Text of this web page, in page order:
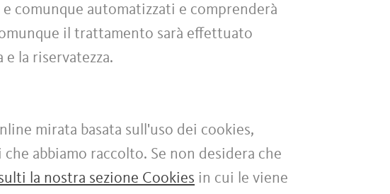
comunque automatizzati e comprenderà
il trattamento sarà effettuato
e la riservatezza.
mirata basata sull'uso dei cookies,
abbiamo raccolto. Se non desidera che
la nostra sezione Cookies in cui le viene